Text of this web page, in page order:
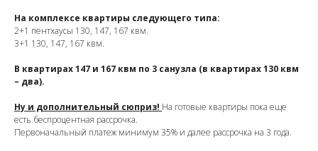
На комплексе квартиры следующего типа:
2+1 пентхаусы 130, 147, 167 квм.
3+1 130, 147, 167 квм.
В квартирах 147 и 167 квм по 3 санузла (в квартирах 130 квм
– два).
Ну и дополнительный сюприз! На готовые квартиры пока еще
есть беспроцентная рассрочка.
Первоначальный платеж минимум 35% и далее рассрочка на 3 года.